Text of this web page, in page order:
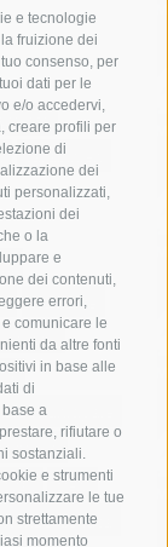
e tecnologie
fruizione dei
consenso, per
dati per le
e/o accedervi,
creare profili per
di
dei
personalizzati,
dei
o la
e
dei contenuti,
errori,
comunicare le
da altre fonti
in base alle
di
a
rifiutare o
sostanziali.
e strumenti
le tue
strettamente
momento
carabinieri
incidente
municipale
treni
de luca